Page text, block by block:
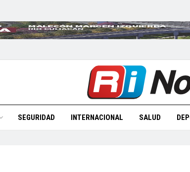
SEGURIDAD INTERNACIONAL SALUD